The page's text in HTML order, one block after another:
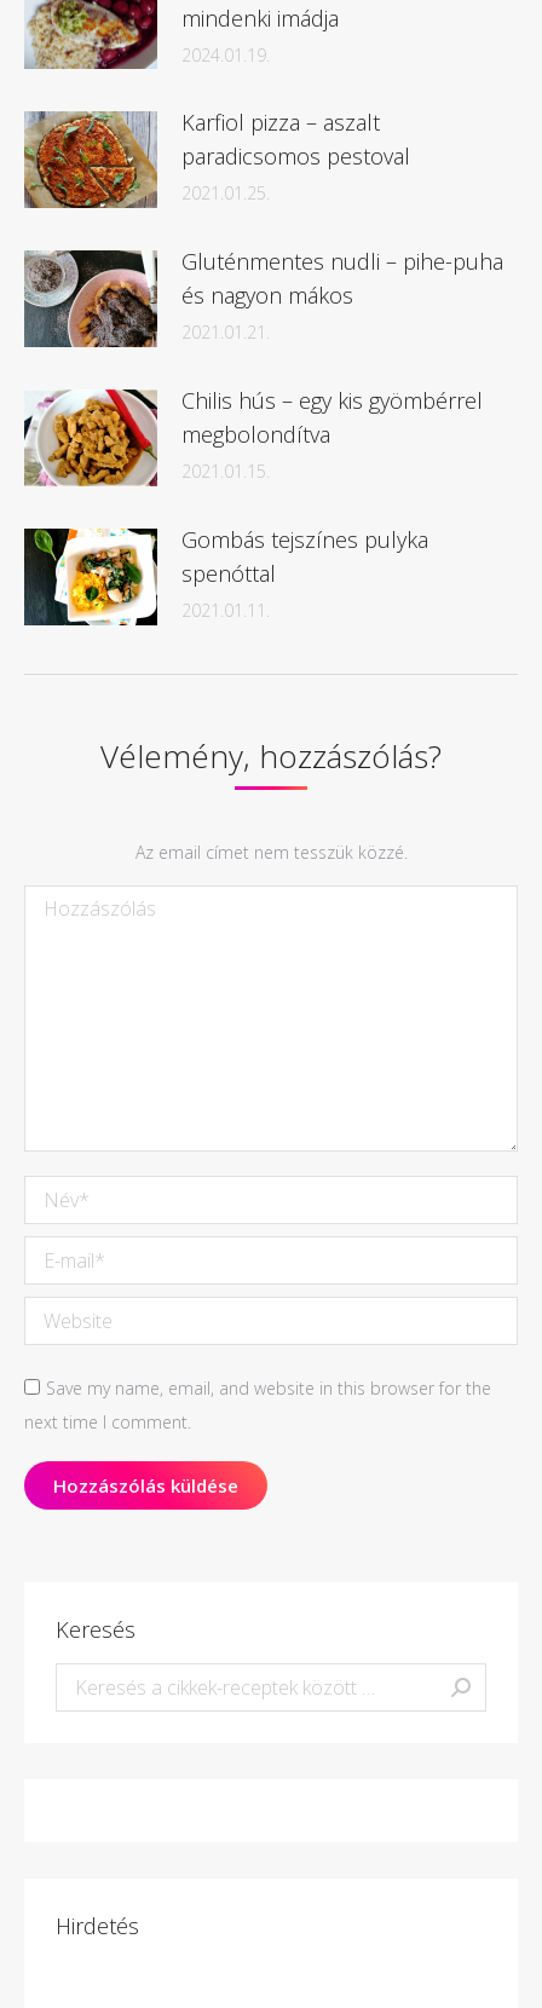
mindenki imádja
2024.01.19.
Karfiol pizza – aszalt
paradicsomos pestoval
2021.01.25.
Gluténmentes nudli – pihe-puha
és nagyon mákos
2021.01.21.
Chilis hús – egy kis gyömbérrel
megbolondítva
2021.01.15.
Gombás tejszínes pulyka
spenóttal
2021.01.11.
Vélemény, hozzászólás?
Az email címet nem tesszük közzé.
Hozzászólás
Név *
E-mail *
Website
Save my name, email, and website in this browser for the
next time I comment.
Hozzászólás küldése
Keresés
Keresés:
Hirdetés